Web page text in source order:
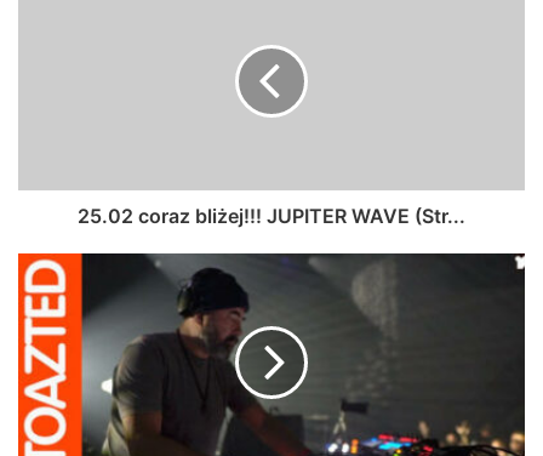
25.02 coraz bliżej!!! JUPITER WAVE (Str...